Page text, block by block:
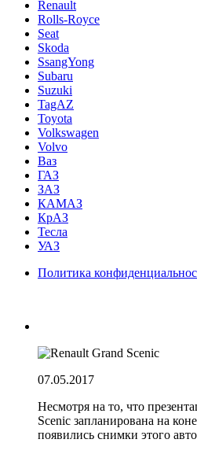
Renault
Rolls-Royce
Seat
Skoda
SsangYong
Subaru
Suzuki
TagAZ
Toyota
Volkswagen
Volvo
Ваз
ГАЗ
ЗАЗ
КАМАЗ
КрАЗ
Тесла
УАЗ
Политика
07.05.2017
Несмотря на то, что
Scenic запланирована на
появились снимки этого